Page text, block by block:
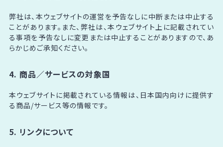
弊社は、本ウェブサイトの運営を予告なしに中断または中止する
ことがあります。また、弊社は、本ウェブサイト上に記載されてい
る事項を予告なしに変更または中止することがありますので、あ
らかじめご承知ください。
4. 商品／サービスの対象国
本ウェブサイトに掲載されている情報は、日本国内向けに提供す
る商品/サービス等の情報です。
5. リンクについて